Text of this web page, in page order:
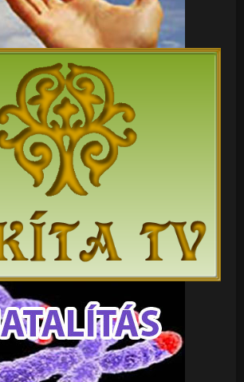
szakértő világosan kifejtett, épp a HUN
a videóját ! Tehát méfgegyszer :
és szervezés, mégnem késő. Az élethez
tiprása IS folyik !